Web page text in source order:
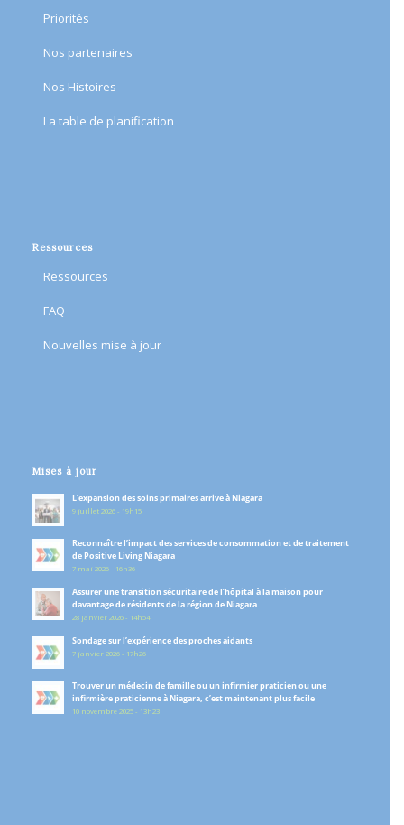
Priorités
Nos partenaires
Nos Histoires
​La table de planification​
Ressources
Ressources
FAQ
Nouvelles mise à jour
Mises à jour
L’expansion des soins primaires arrive à Niagara
9 juillet 2026 - 19h15
Reconnaître l’impact des services de consommation et de traitement
de Positive Living Niagara
7 mai 2026 - 16h36
Assurer une transition sécuritaire de l’hôpital à la maison pour
davantage de résidents de la région de Niagara
28 janvier 2026 - 14h54
Sondage sur l’expérience des proches aidants
7 janvier 2026 - 17h26
Trouver un médecin de famille ou un infirmier praticien ou une
infirmière praticienne à Niagara, c’est maintenant plus facile
10 novembre 2025 - 13h23